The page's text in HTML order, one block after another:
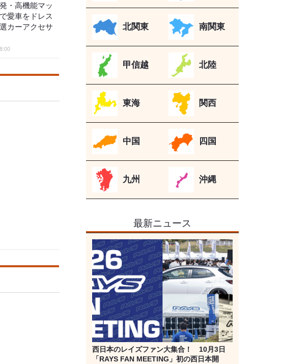
・高機能マッ
愛車をドレス
カーアクセサ
北関東 南関東
甲信越 北陸
東海 関西
中国 四国
九州 沖縄
最新ニュース
西日本のレイズファン大集合！ 10月3日
「RAYS FAN MEETING」初の西日本開